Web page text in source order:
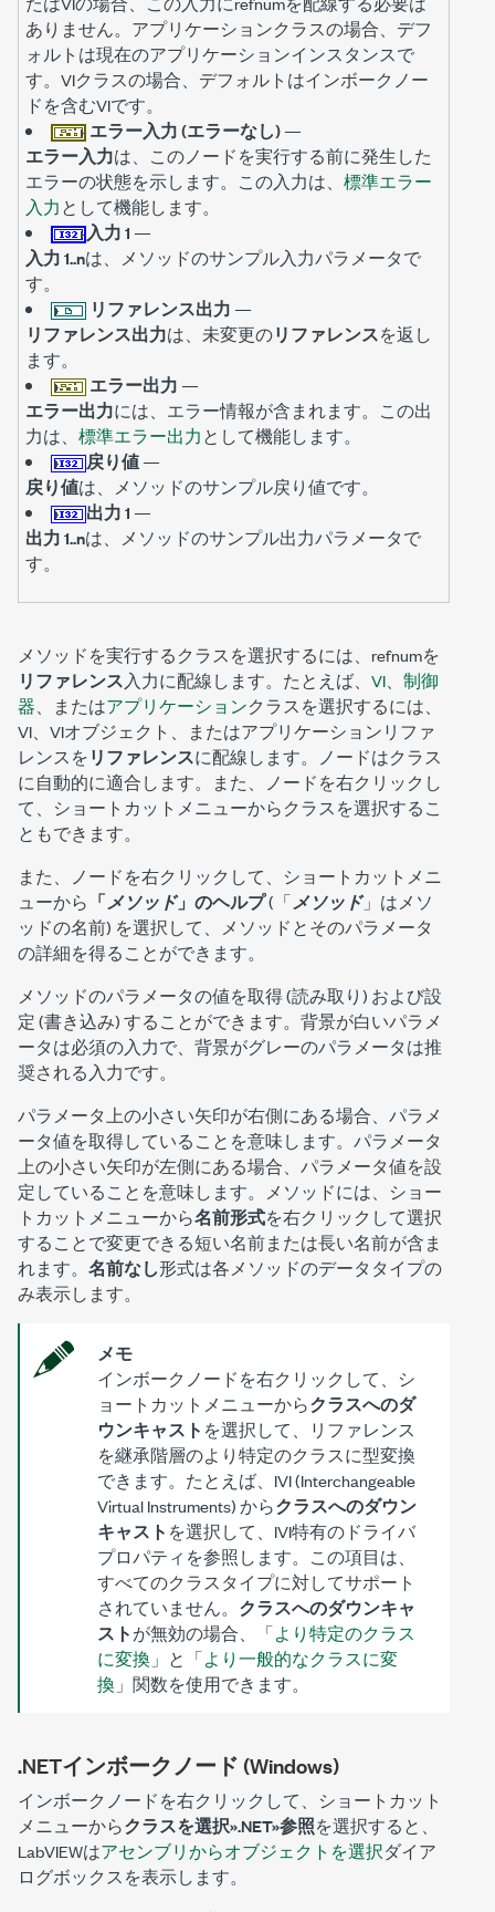
ありません。アプリケーションクラスの場合、デフ
ォルトは現在のアプリケーションインスタンスで
す。VIクラスの場合、デフォルトはインボークノー
ドを含むVIです。
エラー入力 (エラーなし)—
エラー入力は、このノードを実行する前に発生した
エラーの状態を示します。この入力は、 標準エラー
入力として機能します。
入力 1 —
入力 1..nは、メソッドのサンプル入力パラメータで
す。
リファレンス出力 —
リファレンス出力は、未変更のリファレンスを返し
ます。
エラー出力 —
エラー出力には、エラー情報が含まれます。この出
力は、 標準エラー出力として機能します。
戻り値—
戻り値は、メソッドのサンプル戻り値です。
出力 1 —
出力 1..nは、メソッドのサンプル出力パラメータで
す。
メソッドを実行するクラスを選択するには、refnumを
リファレンス入力に配線します。たとえば、 VI
制御
器 、またはアプリケーションクラスを選択するには、
VI、VIオブジェクト、またはアプリケーションリファ
レンスをリファレンスに配線します。ノードはクラス
に自動的に適合します。また、ノードを右クリックし
て、ショートカットメニューからクラスを選択するこ
ともできます。
また、ノードを右クリックして、ショートカットメニ
ューから 「メソッド」のヘルプ(「メソッド」はメソ
ッドの名前) を選択して、メソッドとそのパラメータ
の詳細を得ることができます。
メソッドのパラメータの値を取得 (読み取り) および設
定 (書き込み) することができます。背景が白いパラメ
ータは必須の入力で、背景がグレーのパラメータは推
奨される入力です。
パラメータ上の小さい矢印が右側にある場合、パラメ
ータ値を取得していることを意味します。パラメータ
上の小さい矢印が左側にある場合、パラメータ値を設
定していることを意味します。メソッドには、ショー
トカットメニューから名前形式を右クリックして選択
することで変更できる短い名前または長い名前が含ま
れます。 名前なし形式は各メソッドのデータタイプの
み表示します。
メモ
インボークノードを右クリックして、シ
ョートカットメニューからクラスへのダ
ウンキャスト を選択して、リファレンス
を継承階層のより特定のクラスに型変換
できます。たとえば、IVI (Interchangeable
Virtual Instruments) からクラスへのダウン
キャスト を選択して、IVI特有のドライバ
プロパティを参照します。この項目は、
すべてのクラスタイプに対してサポート
されていません。 クラスへのダウンキャ
ストが無効の場合、「より特定のクラス
に変換 」と「より一般的なクラスに変
換 」関数を使用できます。
.NETインボークノード (Windows)
インボークノードを右クリックして、ショートカット
メニューからクラスを選択».NET»参照を選択すると、
LabVIEWはアセンブリからオブジェクトを選択ダイア
ログボックスを表示します。